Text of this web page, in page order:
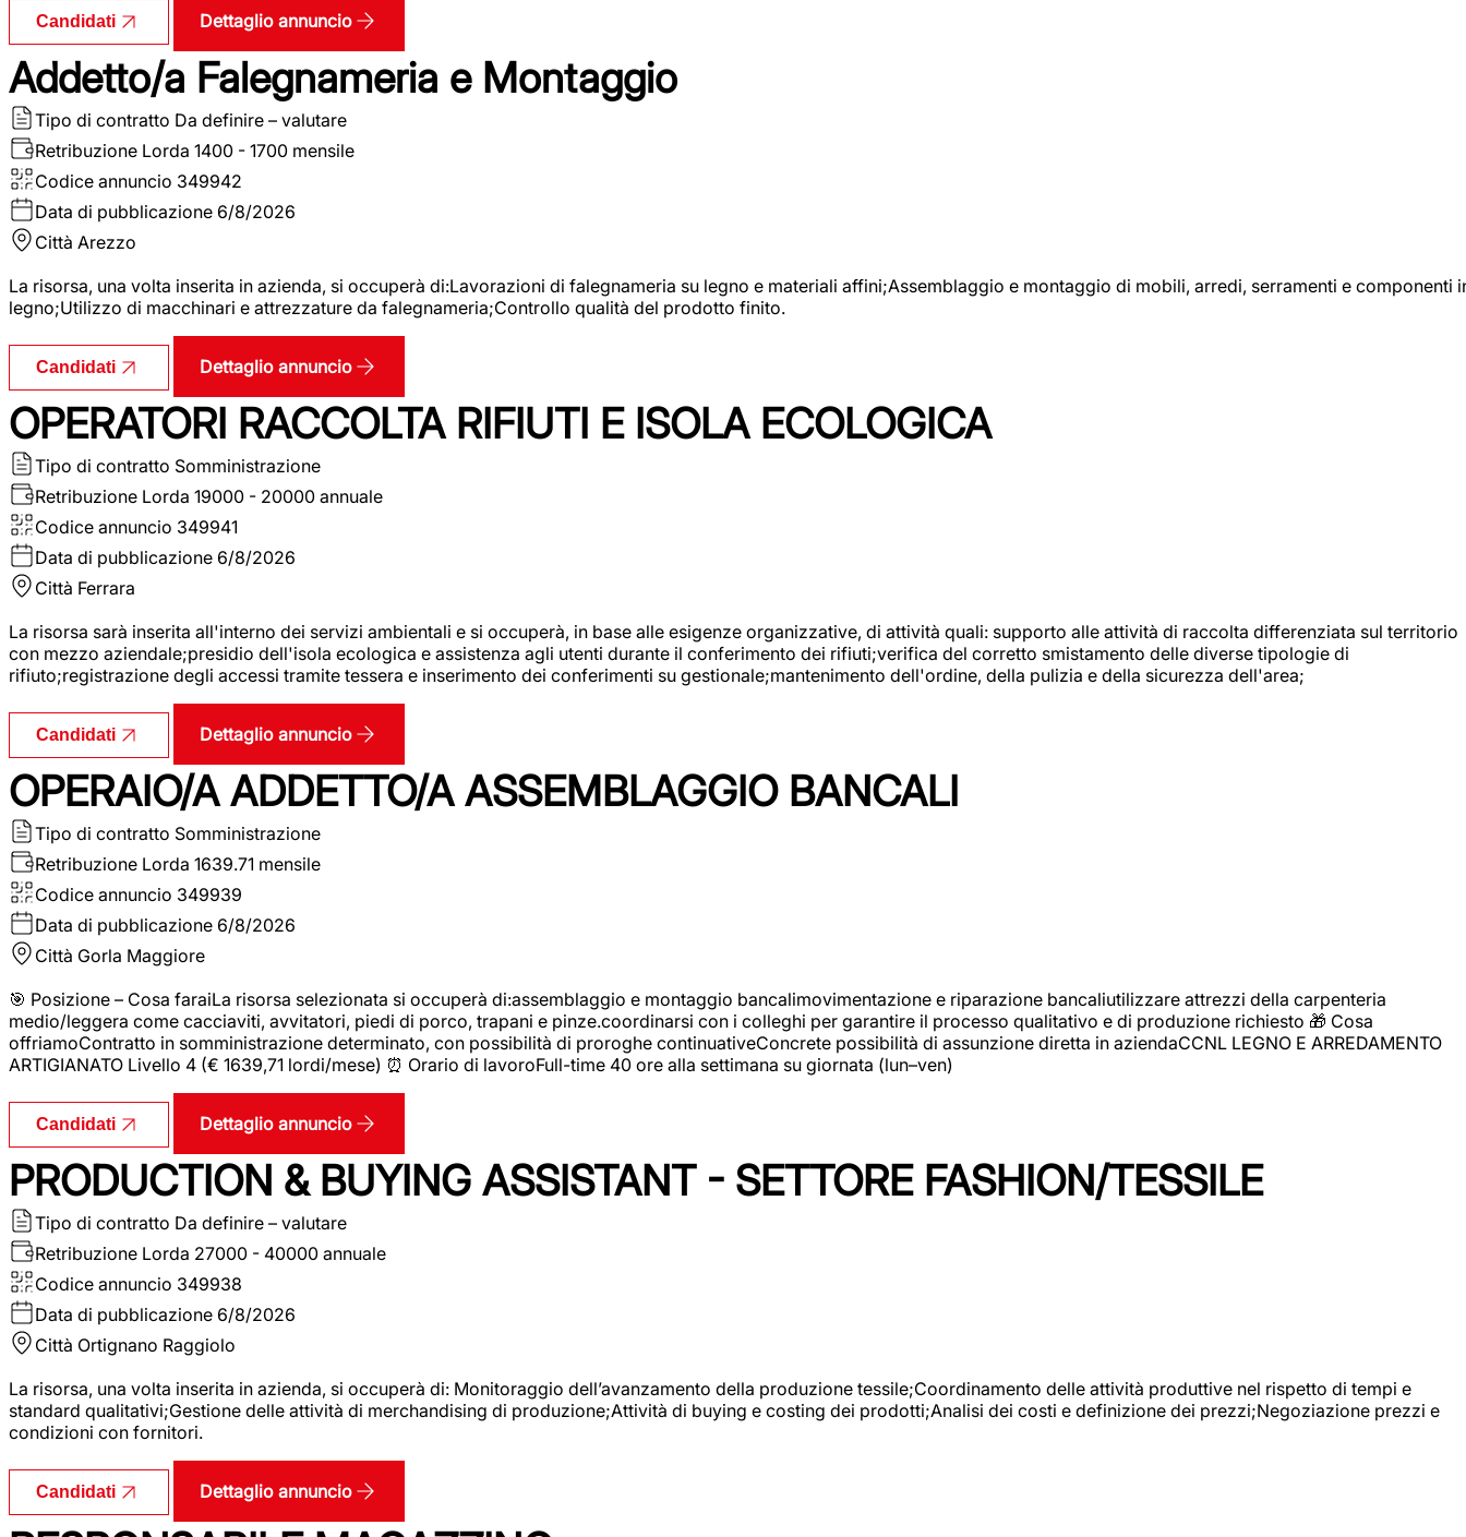
Candidati Dettaglio annuncio
Addetto/a Falegnameria e Montaggio
Tipo di contratto Da definire – valutare
Retribuzione Lorda 1400 - 1700 mensile
Codice annuncio 349942
Data di pubblicazione 6/8/2026
Città Arezzo
La risorsa, una volta inserita in azienda, si occuperà di:Lavorazioni di falegnameria su legno e materiali affini;Assemblaggio e montaggio di mobili, arredi, serramenti e componenti
legno;Utilizzo di macchinari e attrezzature da falegnameria;Controllo qualità del prodotto finito.
Candidati Dettaglio annuncio
OPERATORI RACCOLTA RIFIUTI E ISOLA ECOLOGICA
Tipo di contratto Somministrazione
Retribuzione Lorda 19000 - 20000 annuale
Codice annuncio 349941
Data di pubblicazione 6/8/2026
Città Ferrara
La risorsa sarà inserita all'interno dei servizi ambientali e si occuperà, in base alle esigenze organizzative, di attività quali: supporto alle attività di raccolta differenziata sul territorio
con mezzo aziendale;presidio dell'isola ecologica e assistenza agli utenti durante il conferimento dei rifiuti;verifica del corretto smistamento delle diverse tipologie di
rifiuto;registrazione degli accessi tramite tessera e inserimento dei conferimenti su gestionale;mantenimento dell'ordine, della pulizia e della sicurezza dell'area;
Candidati Dettaglio annuncio
OPERAIO/A ADDETTO/A ASSEMBLAGGIO BANCALI
Tipo di contratto Somministrazione
Retribuzione Lorda 1639.71 mensile
Codice annuncio 349939
Data di pubblicazione 6/8/2026
Città Gorla Maggiore
🎯 Posizione – Cosa faraiLa risorsa selezionata si occuperà di:assemblaggio e montaggio bancalimovimentazione e riparazione bancaliutilizzare attrezzi della carpenteria
medio/leggera come cacciaviti, avvitatori, piedi di porco, trapani e pinze.coordinarsi con i colleghi per garantire il processo qualitativo e di produzione richiesto 🎁 Cosa
offriamoContratto in somministrazione determinato, con possibilità di proroghe continuativeConcrete possibilità di assunzione diretta in aziendaCCNL LEGNO E ARREDAMENTO
ARTIGIANATO Livello 4 (€ 1639,71 lordi/mese) ⏰ Orario di lavoroFull-time 40 ore alla settimana su giornata (lun–ven)
Candidati Dettaglio annuncio
PRODUCTION & BUYING ASSISTANT - SETTORE FASHION/TESSILE
Tipo di contratto Da definire – valutare
Retribuzione Lorda 27000 - 40000 annuale
Codice annuncio 349938
Data di pubblicazione 6/8/2026
Città Ortignano Raggiolo
La risorsa, una volta inserita in azienda, si occuperà di: Monitoraggio dell’avanzamento della produzione tessile;Coordinamento delle attività produttive nel rispetto di tempi e
standard qualitativi;Gestione delle attività di merchandising di produzione;Attività di buying e costing dei prodotti;Analisi dei costi e definizione dei prezzi;Negoziazione prezzi e
condizioni con fornitori.
Candidati Dettaglio annuncio